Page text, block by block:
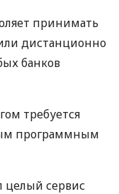
принимать
дистанционно
банков
требуется
программным
целый сервис